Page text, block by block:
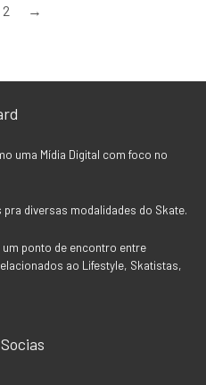
2 →
uma Mídia Digital com foco no
diversas modalidades do Skate.
ponto de encontro entre
ao Lifestyle, Skatistas,